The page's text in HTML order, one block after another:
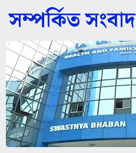
সম্পর্কিত সংবাদ